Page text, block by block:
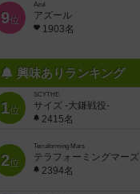
9位
Azul
アズール
1903名
興味ありランキング
1位
SCYTHE
サイズ -大鎌戦役-
2415名
2位
Terraforming Mars
テラフォーミングマーズ
2394名